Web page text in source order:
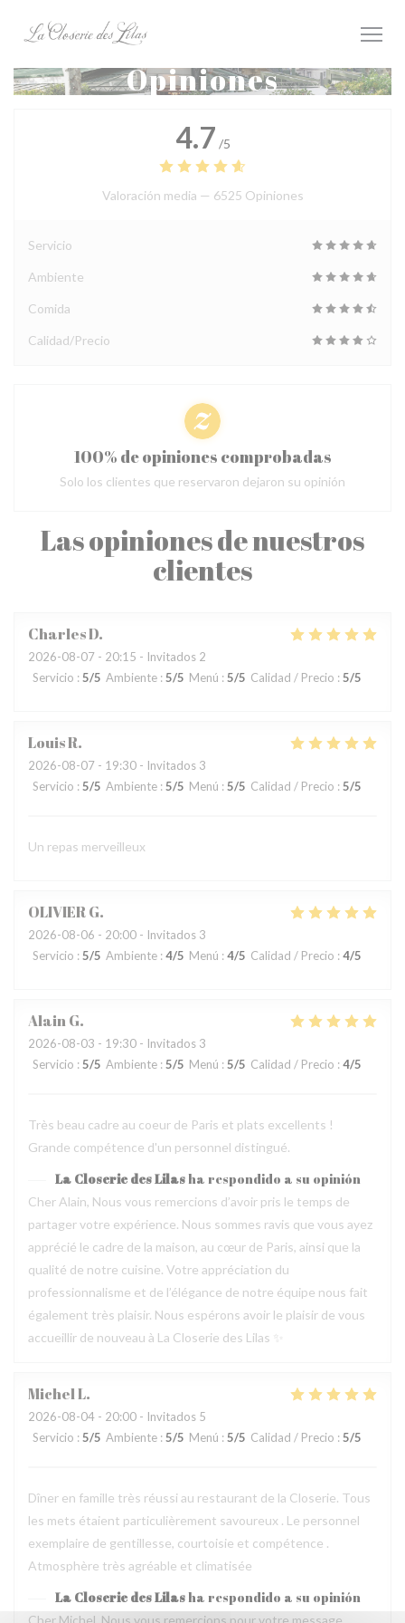
Opiniones
Las opiniones de nuestros
clientes
CharlesD
2026-08-07 - 20:15 - Invitados 2
Servicio : 5/5 Ambiente : 5/5 Menú : 5/5 Calidad / Precio : 5/5
LouisR
2026-08-07 - 19:30 - Invitados 3
Servicio : 5/5 Ambiente : 5/5 Menú : 5/5 Calidad / Precio : 5/5
Un repas merveilleux
OLIVIERG
2026-08-06 - 20:00 - Invitados 3
Servicio : 5/5 Ambiente : 4/5 Menú : 4/5 Calidad / Precio : 4/5
AlainG
2026-08-03 - 19:30 - Invitados 3
Servicio : 5/5 Ambiente : 5/5 Menú : 5/5 Calidad / Precio : 4/5
Très beau cadre au coeur de Paris et plats excellents !
Grande compétence d'un personnel distingué.
La Closerie des Lilasha respondido a su opinión
Cher Alain, Nous vous remercions d’avoir pris le temps de
partager votre expérience. Nous sommes ravis que vous ayez
apprécié le cadre de la maison, au cœur de Paris, ainsi que la
qualité de notre cuisine. Votre appréciation du
professionnalisme et de l’élégance de notre équipe nous fait
également très plaisir. Nous espérons avoir le plaisir de vous
accueillir de nouveau à La Closerie des Lilas ✨
MichelL
2026-08-04 - 20:00 - Invitados 5
Servicio : 5/5 Ambiente : 5/5 Menú : 5/5 Calidad / Precio : 5/5
Dîner en famille très réussi au restaurant de la Closerie. Tous
les mets étaient particulièrement savoureux . Le personnel
exemplaire de gentillesse, courtoisie et compétence .
Atmosphère très agréable et climatisée
La Closerie des Lilasha respondido a su opinión
Cher Michel, Nous vous remercions pour votre message.
4.7 /5
Valoración media — 6525 Opiniones
Servicio
Ambiente
Comida
Calidad/Precio
100% de opiniones comprobadas
Solo los clientes que reservaron dejaron su opinión